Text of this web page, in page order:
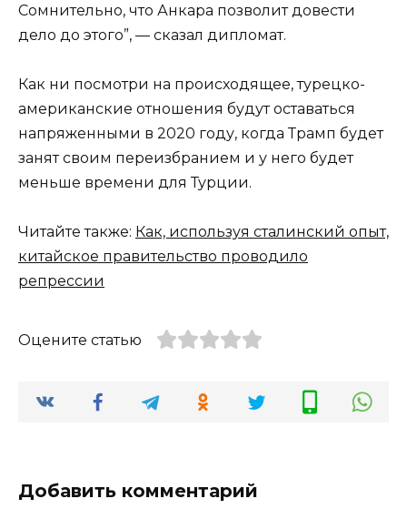
Сомнительно, что Анкара позволит довести
дело до этого”, — сказал дипломат.
Как ни посмотри на происходящее, турецко-
американские отношения будут оставаться
напряженными в 2020 году, когда Трамп будет
занят своим переизбранием и у него будет
меньше времени для Турции.
Читайте также: Как, используя сталинский опыт,
китайское правительство проводило
репрессии
Оцените статью
Добавить комментарий